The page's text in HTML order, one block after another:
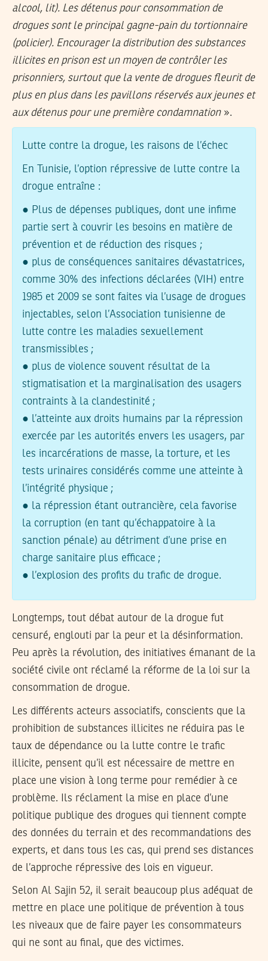
alcool, lit). Les détenus pour consommation de
drogues sont le principal gagne-pain du tortionnaire
(policier). Encourager la distribution des substances
illicites en prison est un moyen de contrôler les
prisonniers, surtout que la vente de drogues fleurit de
plus en plus dans les pavillons réservés aux jeunes et
aux détenus pour une première condamnation».
Lutte contre la drogue, les raisons de l’échec
En Tunisie, l’option répressive de lutte contre la
drogue entraîne :
● Plus de dépenses publiques, dont une infime
partie sert à couvrir les besoins en matière de
prévention et de réduction des risques ;
● plus de conséquences sanitaires dévastatrices,
comme 30% des infections déclarées (VIH) entre
1985 et 2009 se sont faites via l’usage de drogues
injectables, selon l’Association tunisienne de
lutte contre les maladies sexuellement
transmissibles ;
● plus de violence souvent résultat de la
stigmatisation et la marginalisation des usagers
contraints à la clandestinité ;
● l’atteinte aux droits humains par la répression
exercée par les autorités envers les usagers, par
les incarcérations de masse, la torture, et les
tests urinaires considérés comme une atteinte à
l’intégrité physique ;
● la répression étant outrancière, cela favorise
la corruption (en tant qu’échappatoire à la
sanction pénale) au détriment d’une prise en
charge sanitaire plus efficace ;
● l’explosion des profits du trafic de drogue.
Longtemps, tout débat autour de la drogue fut
censuré, englouti par la peur et la désinformation.
Peu après la révolution, des initiatives émanant de la
société civile ont réclamé la réforme de la loi sur la
consommation de drogue.
Les différents acteurs associatifs, conscients que la
prohibition de substances illicites ne réduira pas le
taux de dépendance ou la lutte contre le trafic
illicite, pensent qu’il est nécessaire de mettre en
place une vision à long terme pour remédier à ce
problème. Ils réclament la mise en place d’une
politique publique des drogues qui tiennent compte
des données du terrain et des recommandations des
experts, et dans tous les cas, qui prend ses distances
de l’approche répressive des lois en vigueur.
Selon Al Sajin 52, il serait beaucoup plus adéquat de
mettre en place une politique de prévention à tous
les niveaux que de faire payer les consommateurs
qui ne sont au final, que des victimes.